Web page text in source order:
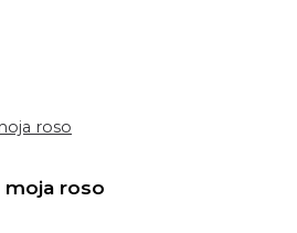
moja roso